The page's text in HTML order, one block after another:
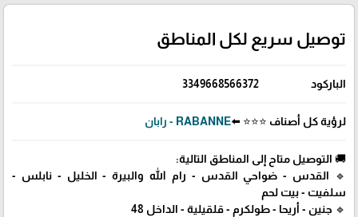
توصيل سريع لكل المناطق
الباركود 3349668566372
لرؤية كل أصناف ⭐⭐⭐ ⬅️RABANNE - رابان
🚚 التوصيل متاح إلى المناطق التالية:
🔹 القدس - ضواحي القدس - رام الله والبيرة - الخليل - نابلس -
سلفيت - بيت لحم
🔹 جنين - أريحا - طولكرم - قلقيلية - الداخل 48